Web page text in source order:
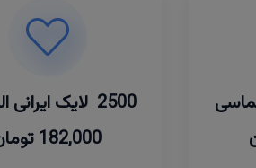
2500 لایک ایرانی الماسی
182,000 تومان